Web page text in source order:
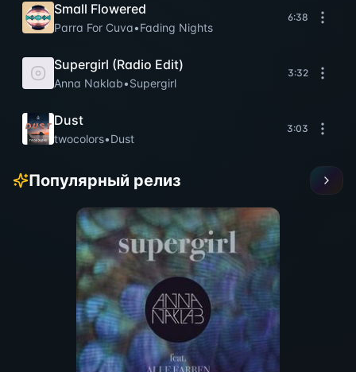
Small Flowered
Parra For Cuva•Fading Nights
6:38
Supergirl (Radio Edit)
Anna Naklab•Supergirl
3:32
Dust
twocolors•Dust
3:03
Популярный релиз